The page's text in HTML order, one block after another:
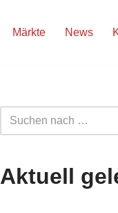
Märkte News
Aktuell